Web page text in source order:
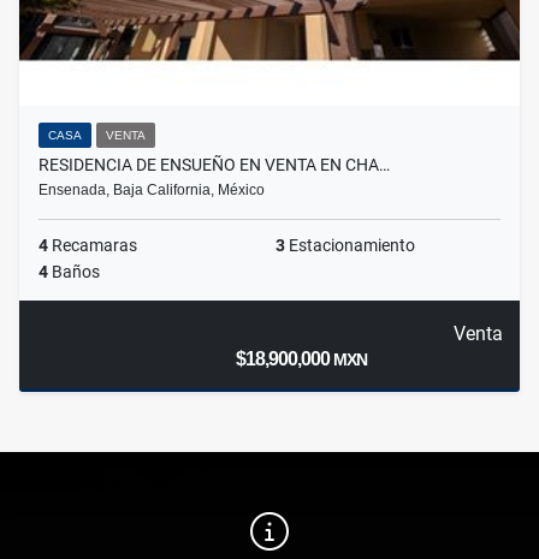
CASA VENTA
RESIDENCIA DE ENSUEÑO EN VENTA EN CHA…
Ensenada, Baja California, México
4 Recamaras 3 Estacionamiento
4 Baños
Venta
$18,900,000MXN